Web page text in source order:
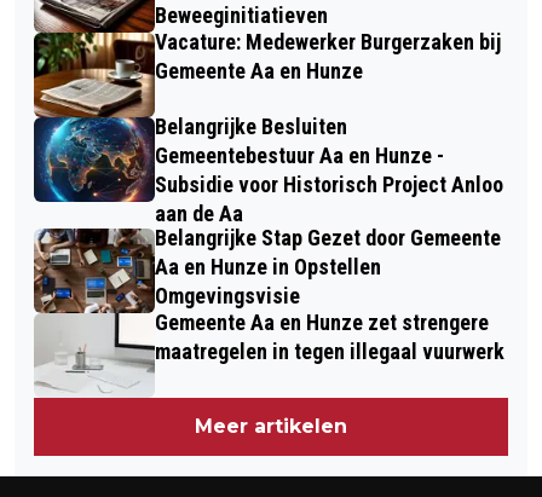
Beweeginitiatieven
Vacature: Medewerker Burgerzaken bij
Gemeente Aa en Hunze
Belangrijke Besluiten
Gemeentebestuur Aa en Hunze -
Subsidie voor Historisch Project Anloo
aan de Aa
Belangrijke Stap Gezet door Gemeente
Aa en Hunze in Opstellen
Omgevingsvisie
Gemeente Aa en Hunze zet strengere
maatregelen in tegen illegaal vuurwerk
Meer artikelen